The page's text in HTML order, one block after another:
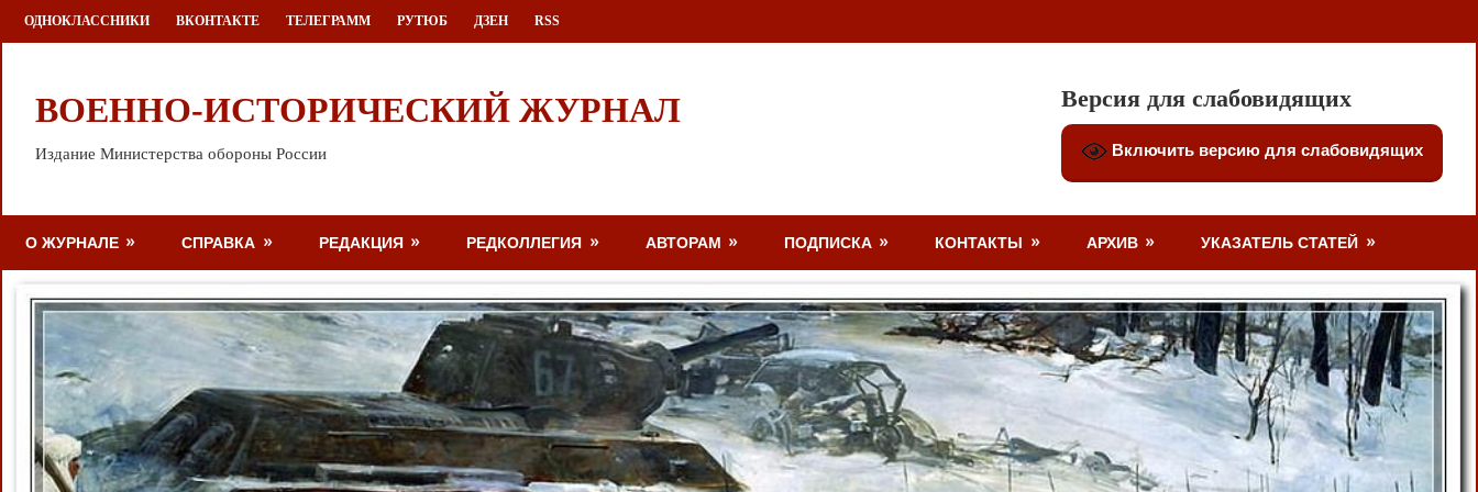
Перейти
к
ОДНОКЛАССНИКИ ВКОНТАКТЕ ТЕЛЕГРАММ РУТЮБ ДЗЕН RSS
ВОЕННО-ИСТОРИЧЕСКИЙ ЖУРНАЛ
Издание Министерства обороны России
Версия для слабовидящих
Включить версию для слабовидящих
О ЖУРНАЛЕ СПРАВКА РЕДАКЦИЯ РЕДКОЛЛЕГИЯ АВТОРАМ ПОДПИСКА КОНТАКТЫ АРХИВ УКАЗАТЕЛЬ СТАТЕЙ